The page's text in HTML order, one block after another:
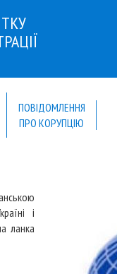
ПОВІДОМЛЕННЯ
ПРО КОРУПЦІЮ
і
ланка